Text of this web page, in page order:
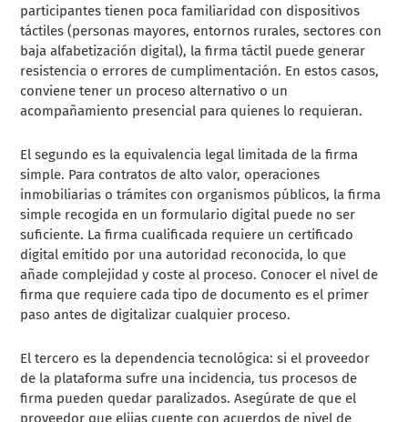
participantes tienen poca familiaridad con dispositivos
táctiles (personas mayores, entornos rurales, sectores con
baja alfabetización digital), la firma táctil puede generar
resistencia o errores de cumplimentación. En estos casos,
conviene tener un proceso alternativo o un
acompañamiento presencial para quienes lo requieran.
El segundo es la equivalencia legal limitada de la firma
simple. Para contratos de alto valor, operaciones
inmobiliarias o trámites con organismos públicos, la firma
simple recogida en un formulario digital puede no ser
suficiente. La firma cualificada requiere un certificado
digital emitido por una autoridad reconocida, lo que
añade complejidad y coste al proceso. Conocer el nivel de
firma que requiere cada tipo de documento es el primer
paso antes de digitalizar cualquier proceso.
El tercero es la dependencia tecnológica: si el proveedor
de la plataforma sufre una incidencia, tus procesos de
firma pueden quedar paralizados. Asegúrate de que el
proveedor que elijas cuente con acuerdos de nivel de